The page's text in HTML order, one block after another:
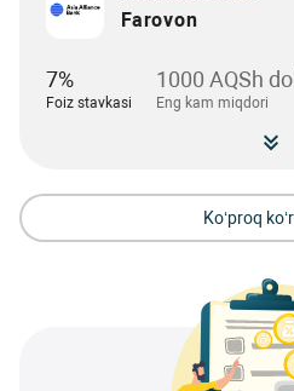
Farovon
7%
Foiz stavkasi
1000 AQSh
Eng kam miqdori
Ko‘proq